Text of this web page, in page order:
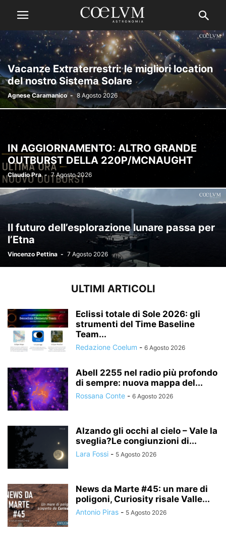
Vacanze Extraterrestri: le migliori location
del nostro Sistema Solare
Agnese Caramanico - 8 Agosto 2026
IN AGGIORNAMENTO: ALTRO GRANDE
OUTBURST DELLA 220P/MCNAUGHT
Claudio Pra - 7 Agosto 2026
Il futuro dell’esplorazione lunare passa per
l’Etna
Vincenzo Pettina - 7 Agosto 2026
ULTIMI ARTICOLI
Eclissi totale di Sole 2026: gli
strumenti del Time Baseline
Team...
Redazione Coelum - 6 Agosto 2026
Abell 2255 nel radio più profondo
di sempre: nuova mappa del...
Rossana Conte - 6 Agosto 2026
Alzando gli occhi al cielo – Vale la
sveglia?Le congiunzioni di...
Lara Fossi - 5 Agosto 2026
News da Marte #45: un mare di
poligoni, Curiosity risale Valle...
Antonio Piras - 5 Agosto 2026